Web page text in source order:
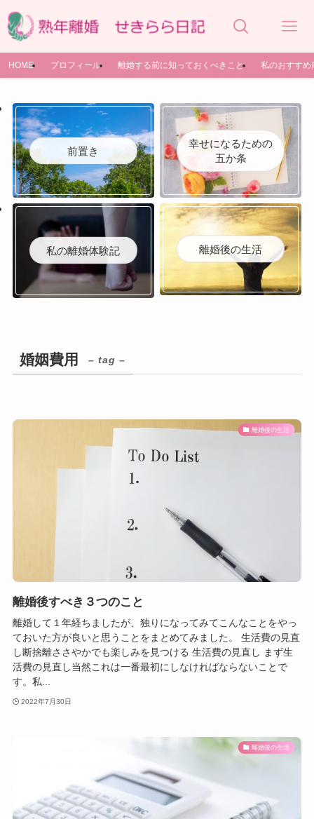
HOME プロフィール 離婚する前に知っておくべきこと 私のおすすめ
前置き
幸せになるための
五か条
私の離婚体験記 離婚後の生活
婚姻費用 – tag –
離婚後の生活
離婚後すべき３つのこと
離婚して１年経ちましたが、独りになってみてこんなことをやっ
ておいた方が良いと思うことをまとめてみました。 生活費の見直
し断捨離ささやかでも楽しみを見つける 生活費の見直し まず生
活費の見直し当然これは一番最初にしなければならないことで
す。私...
2022年7月30日
離婚後の生活